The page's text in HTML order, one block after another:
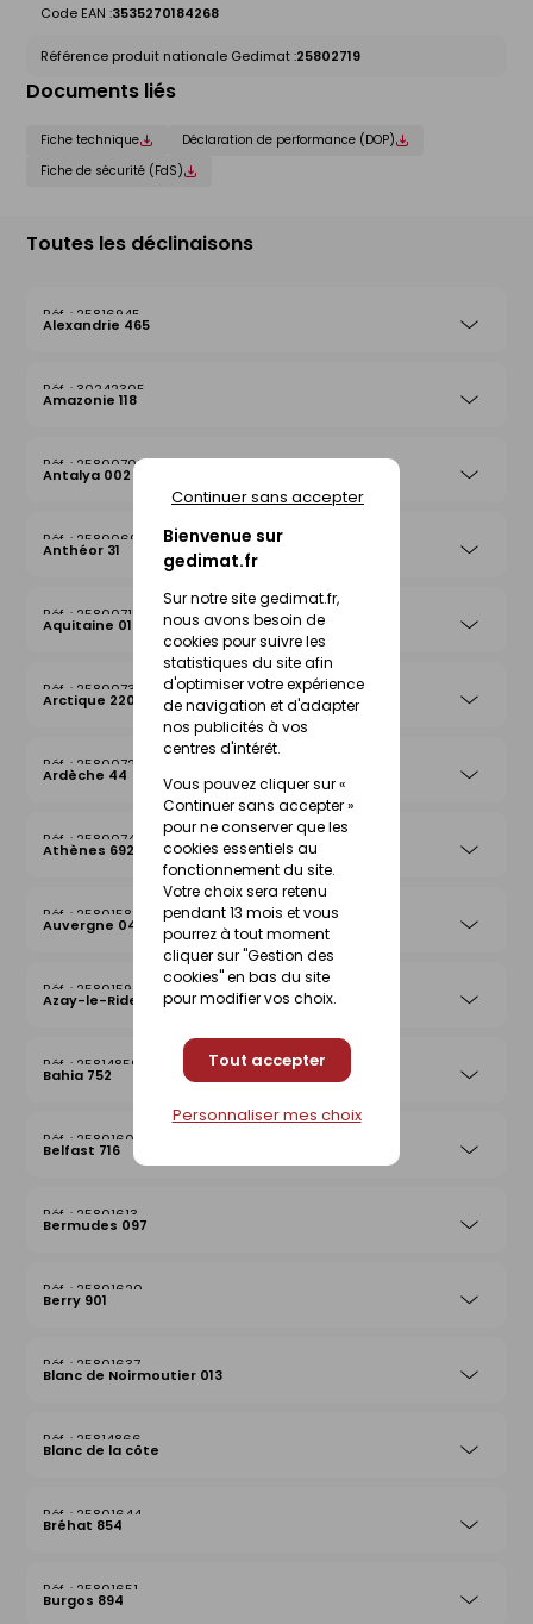
Bienvenue sur
gedimat.fr
Sur notre site gedimat.fr,
nous avons besoin de
cookies pour suivre les
statistiques du site afin
d'optimiser votre expérience
de navigation et d'adapter
nos publicités à vos
centres d'intérêt.
Vous pouvez cliquer sur «
Continuer sans accepter »
pour ne conserver que les
cookies essentiels au
fonctionnement du site.
Votre choix sera retenu
pendant 13 mois et vous
pourrez à tout moment
cliquer sur "Gestion des
cookies" en bas du site
pour modifier vos choix.
Tout accepter
Continuer sans accepter
Personnaliser mes choix
Code EAN :3535270184268
Référence produit nationale Gedimat :25802719
Documents liés
Fiche technique
Déclaration de performance (DOP)
Fiche de sécurité (FdS)
Toutes les déclinaisons
25816945
Alexandrie 465
30242305
Amazonie 118
25800708
Antalya 002
25800692
Anthéor 31
25800715
Aquitaine 019
25800739
Arctique 220
25800722
Ardèche 44
25800746
Athènes 692
25801583
Auvergne 042
25801590
Azay-le-Rideau 026
25814859
Bahia 752
25801606
Belfast 716
25801613
Bermudes 097
25801620
Berry 901
25801637
Blanc de Noirmoutier 013
25814866
Blanc de la côte
25801644
Bréhat 854
25801651
Burgos 894